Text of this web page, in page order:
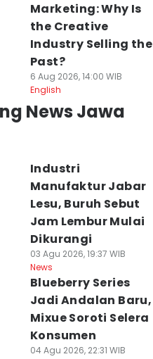
Marketing: Why Is
the Creative
Industry Selling the
Past?
6 Aug 2026, 14:00 WIB
English
News Jawa
Industri
Manufaktur Jabar
Lesu, Buruh Sebut
Jam Lembur Mulai
Dikurangi
03 Agu 2026, 19:37 WIB
News
Blueberry Series
Jadi Andalan Baru,
Mixue Soroti Selera
Konsumen
04 Agu 2026, 22:31 WIB